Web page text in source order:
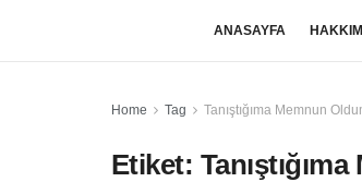
ANASAYFA
Home Tag Tanıştığıma Memnun
Etiket: